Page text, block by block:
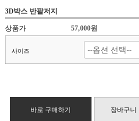
3D박스 반팔저지
상품가 57,000원
사이즈
바로 구매하기 장바구니